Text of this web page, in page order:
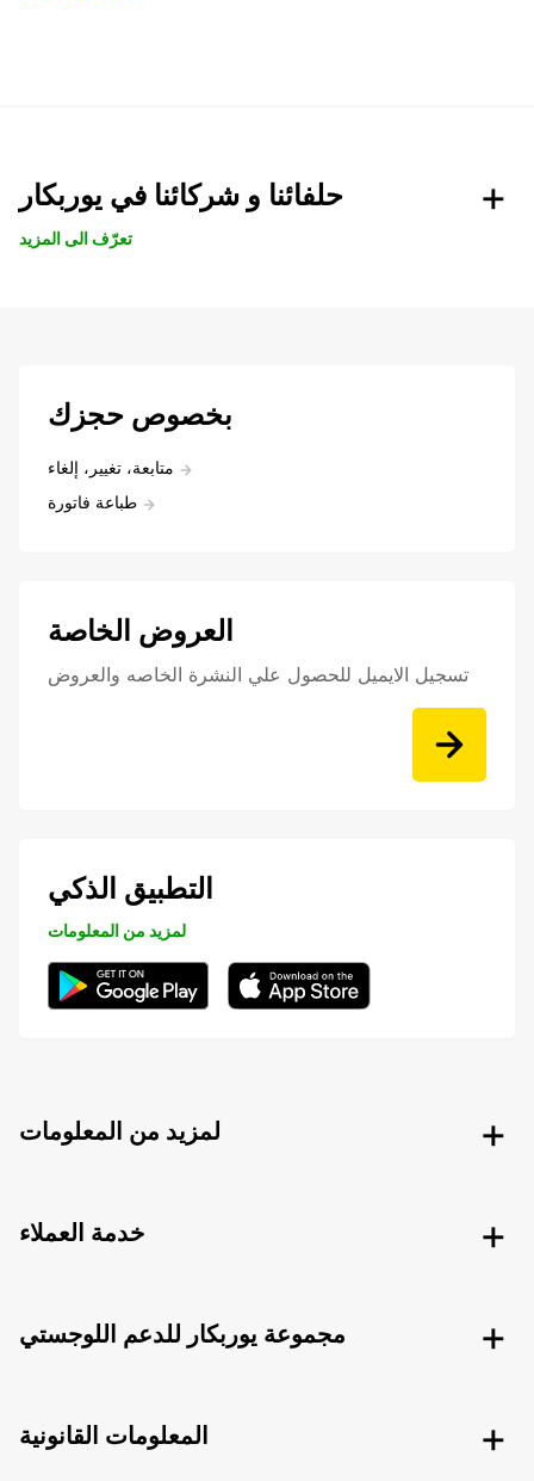
حلفائنا و شركائنا في يوربكار
تعرّف الى المزيد
بخصوص حجزك
متابعة، تغيير، إلغاء
طباعة فاتورة
العروض الخاصة
تسجيل الايميل للحصول علي النشرة الخاصه والعروض
التطبيق الذكي
لمزيد من المعلومات
لمزيد من المعلومات
خدمة العملاء
مجموعة يوربكار للدعم اللوجستي
المعلومات القانونية